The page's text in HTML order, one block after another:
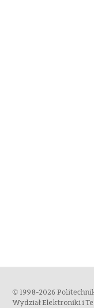
© 1998-2026
Wydział Elektroniki i